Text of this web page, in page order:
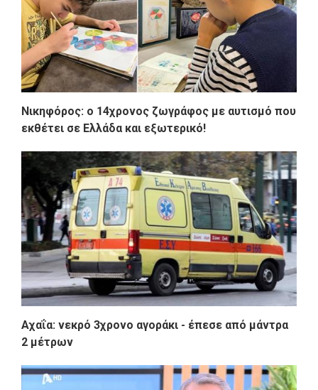
Νικηφόρος: o 14χρονος ζωγράφος με αυτισμό που
εκθέτει σε Ελλάδα και εξωτερικό!
Αχαΐα: νεκρό 3χρονο αγοράκι - έπεσε από μάντρα
2 μέτρων